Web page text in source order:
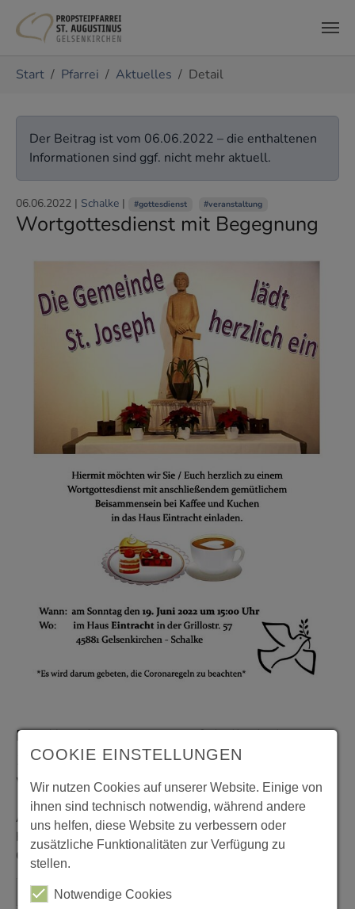
Start Pfarrei Aktuelles Detail
Der Beitrag ist vom 06.06.2022 – die enthaltenen
Informationen sind ggf. nicht mehr aktuell.
06.06.2022 | Schalke | #gottesdienst #veranstaltung
Wortgottesdienst mit Begegnung
Das Koordinierungsteam Schalke lädt am
19.06.2022 um 15 Uhr zum
Wortgottesdienst in das Haus Eintracht ein.
Anschließend besteht die Möglichkeit, bei einer Tasse
Kaffee und einem Stück Kuchen miteinander ins
Gespräch zu kommen.
COOKIE EINSTELLUNGEN
Wir nutzen Cookies auf unserer Website. Einige von
ihnen sind technisch notwendig, während andere
uns helfen, diese Website zu verbessern oder
zusätzliche Funktionalitäten zur Verfügung zu
stellen.
Notwendige Cookies